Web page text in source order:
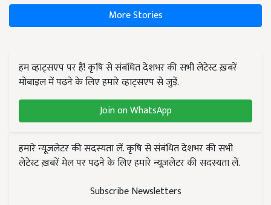
More Stories
हम व्हाट्सएप पर हैं! कृषि से संबंधित देशभर की सभी लेटेस्ट ख़बरें
मोबाइल में पढ़ने के लिए हमारे व्हाट्सएप से जुड़ें.
Join on WhatsApp
हमारे न्यूज़लेटर की सदस्यता लें. कृषि से संबंधित देशभर की सभी
लेटेस्ट ख़बरें मेल पर पढ़ने के लिए हमारे न्यूज़लेटर की सदस्यता लें.
Subscribe Newsletters